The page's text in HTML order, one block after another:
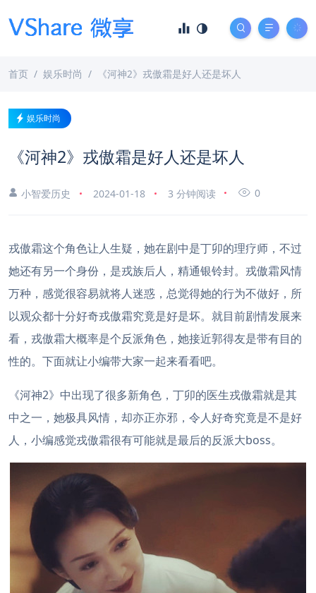
首页 娱乐时尚 《河神2》戎傲霜是好人还是坏人
娱乐时尚
《河神2》戎傲霜是好人还是坏人
小智爱历史 2024-01-18 3 分钟阅读 0
戎傲霜这个角色让人生疑，她在剧中是丁卯的理疗师，不过
她还有另一个身份，是戎族后人，精通银铃封。戎傲霜风情
万种，感觉很容易就将人迷惑，总觉得她的行为不做好，所
以观众都十分好奇戎傲霜究竟是好是坏。就目前剧情发展来
看，戎傲霜大概率是个反派角色，她接近郭得友是带有目的
性的。下面就让小编带大家一起来看看吧。
《河神2》中出现了很多新角色，丁卯的医生戎傲霜就是其
中之一，她极具风情，却亦正亦邪，令人好奇究竟是不是好
人，小编感觉戎傲霜很有可能就是最后的反派大boss。